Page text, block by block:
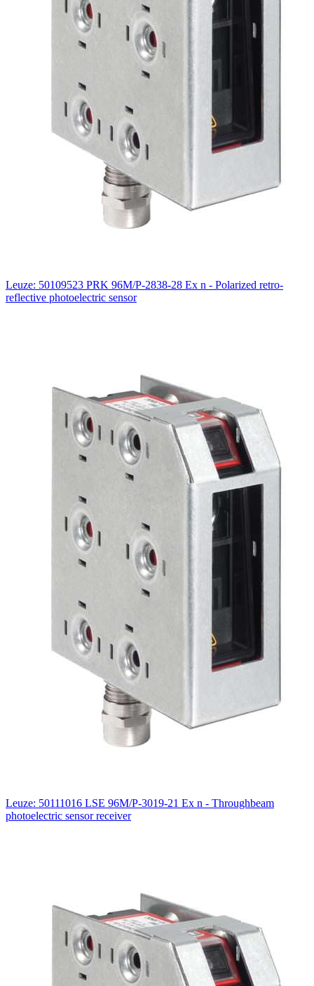
Leuze: 50109523 PRK 96M/P-2838-28 Ex n - Polarized retro-
reflective photoelectric sensor
Leuze: 50111016 LSE 96M/P-3019-21 Ex n - Throughbeam
photoelectric sensor receiver